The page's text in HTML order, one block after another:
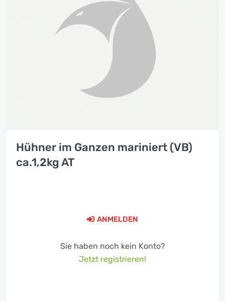
Hühner im Ganzen mariniert (VB)
ca.1,2kg AT
ANMELDEN
Sie haben noch kein Konto?
Jetzt registrieren!